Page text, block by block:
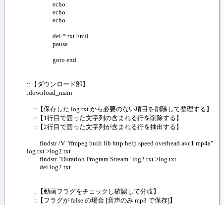
echo.
echo.
echo.
del *.txt >nul
pause
goto end
::【ダウンロード部】
:download_main
::【保存した log.txt から必要のない項目を削除して整理する】
::【1行目で囲った文字列の含まれる行を削除する】
::【2行目で囲った文字列が含まれる行を抽出する】
findstr /V "ffmpeg built lib http help speed overhead avc1 mp4a"
log.txt >log2.txt
findstr "Duration Program Stream" log2.txt >log.txt
del log2.txt
::【動画フラグをチェックし確認して分岐】
::【フラグが false の場合 [音声のみ mp3 で保存]】